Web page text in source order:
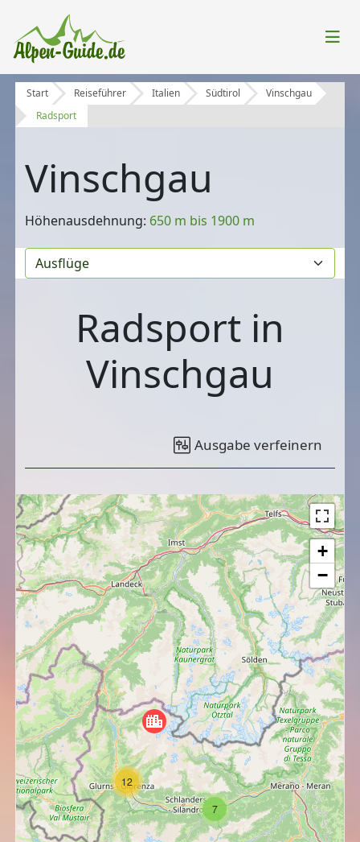
Start Reiseführer Italien Südtirol
Vinschgau
Radsport
Vinschgau
Höhenausdehnung: 650 m bis 1900 m
Radsport in
Vinschgau
Ausgabe verfeinern
7
12
+
−